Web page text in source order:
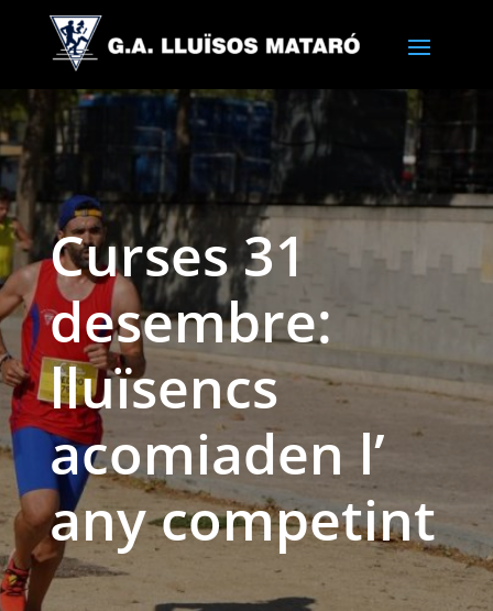
Curses 31
desembre:
lluïsencs
acomiaden l’
any competint